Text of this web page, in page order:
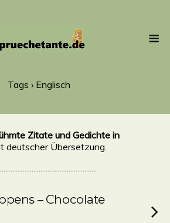
Tags › Englisch
Zitate und Gedichte in
deutscher Übersetzung.
– Chocolate